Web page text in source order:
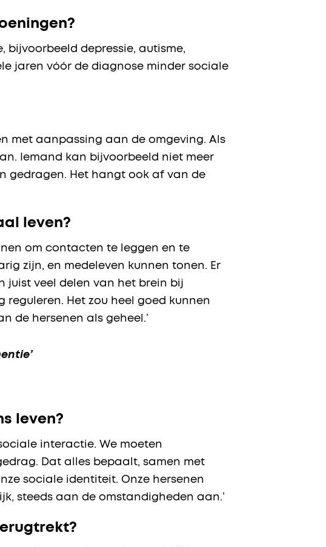
bijvoorbeeld depressie, autisme,
jaren vóór de diagnose minder sociale
met aanpassing aan de omgeving. Als
Iemand kan bijvoorbeeld niet meer
gedragen. Het hangt ook af van de
leven?
om contacten te leggen en te
zijn, en medeleven kunnen tonen. Er
juist veel delen van het brein bij
Het zou heel goed kunnen
de hersenen als geheel.’
leven?
interactie. We moeten
Dat alles bepaalt, samen met
sociale identiteit. Onze hersenen
steeds aan de omstandigheden aan.’